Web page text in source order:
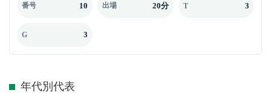
番号 10 出場 20分 T 3
G 3
年代別代表